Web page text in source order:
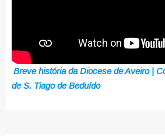
Breve história da Diocese de Aveiro |
de S. Tiago de Beduído